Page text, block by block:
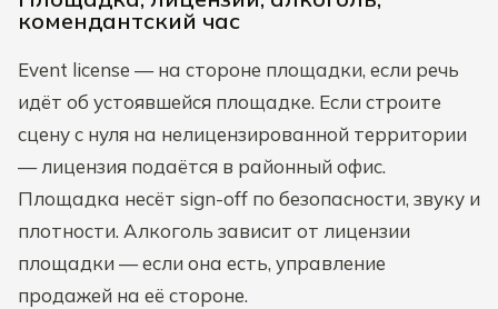
комендантский час
Event license — на стороне площадки, если речь
идёт об устоявшейся площадке. Если строите
сцену с нуля на нелицензированной территории
— лицензия подаётся в районный офис.
Площадка несёт sign-off по безопасности, звуку и
плотности. Алкоголь зависит от лицензии
площадки — если она есть, управление
продажей на её стороне.